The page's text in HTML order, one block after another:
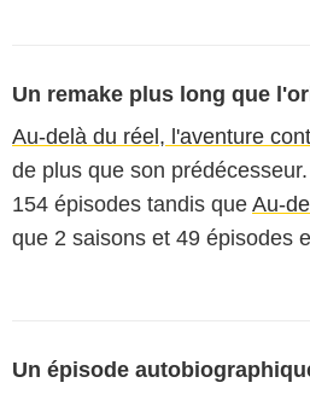
Un remake plus long que
Au-delà du réel, l'aventure
de plus que son
154 épisodes tandis que Au-
que 2 saisons et 49 épisodes
Un épisode